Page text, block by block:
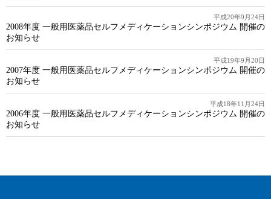
平成20年9月24日
2008年度 一般用医薬品セルフメディケーションシンポジウム 開催の
お知らせ
平成19年9月20日
2007年度 一般用医薬品セルフメディケーションシンポジウム 開催の
お知らせ
平成18年11月24日
2006年度 一般用医薬品セルフメディケーションシンポジウム 開催の
お知らせ